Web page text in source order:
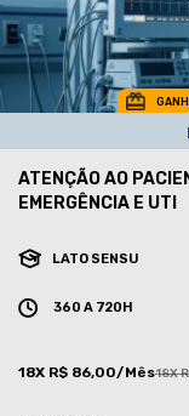
ATENÇÃO AO
EMERGÊNCIA E UTI
LATO SENSU
360 A 720H
18X R$ 86,00/Mês18X